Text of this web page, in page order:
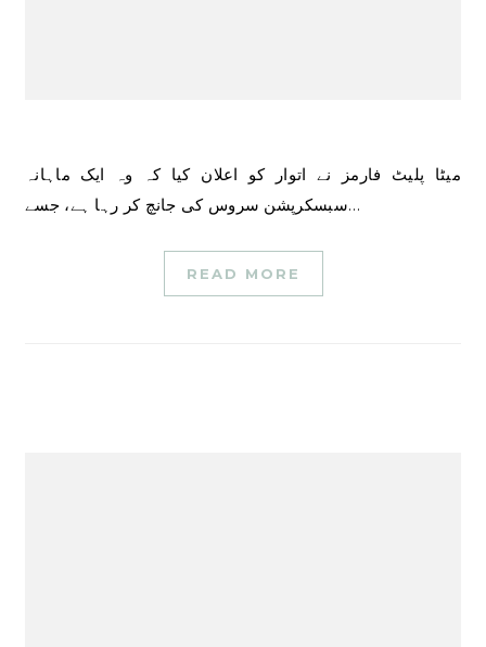
میٹا پلیٹ فارمز نے اتوار کو اعلان کیا کہ وہ ایک ماہانہ
سبسکرپشن سروس کی جانچ کر رہا ہے، جسے…
READ MORE